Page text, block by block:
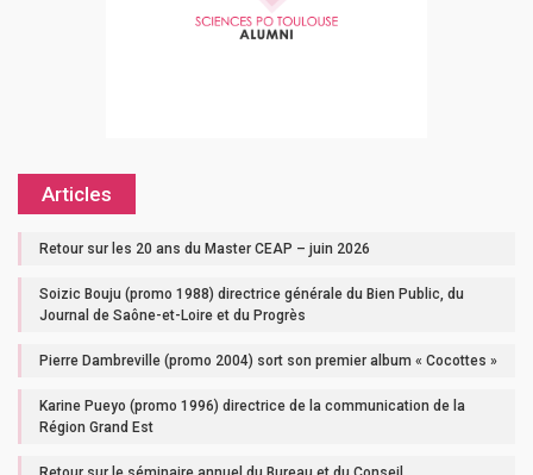
Articles
Retour sur les 20 ans du Master CEAP – juin 2026
Soizic Bouju (promo 1988) directrice générale du Bien Public, du
Journal de Saône-et-Loire et du Progrès
Pierre Dambreville (promo 2004) sort son premier album « Cocottes »
Karine Pueyo (promo 1996) directrice de la communication de la
Région Grand Est